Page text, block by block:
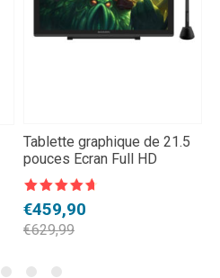
Tablette graphique de 21.5
pouces Ecran Full HD
sur 5
€629,99
Le
prix
€459,90
Le
prix